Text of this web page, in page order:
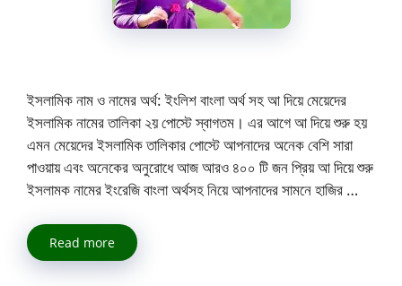
ইসলামিক নাম ও নামের অর্থ: ইংলিশ বাংলা অর্থ সহ আ দিয়ে মেয়েদের
ইসলামিক নামের তালিকা ২য় পোস্টে স্বাগতম। এর আগে আ দিয়ে শুরু হয়
এমন মেয়েদের ইসলামিক তালিকার পোস্টে আপনাদের অনেক বেশি সারা
পাওয়ায় এবং অনেকের অনুরোধে আজ আরও ৪০০ টি জন প্রিয় আ দিয়ে শুরু
ইসলামক নামের ইংরেজি বাংলা অর্থসহ নিয়ে আপনাদের সামনে হাজির …
Read more